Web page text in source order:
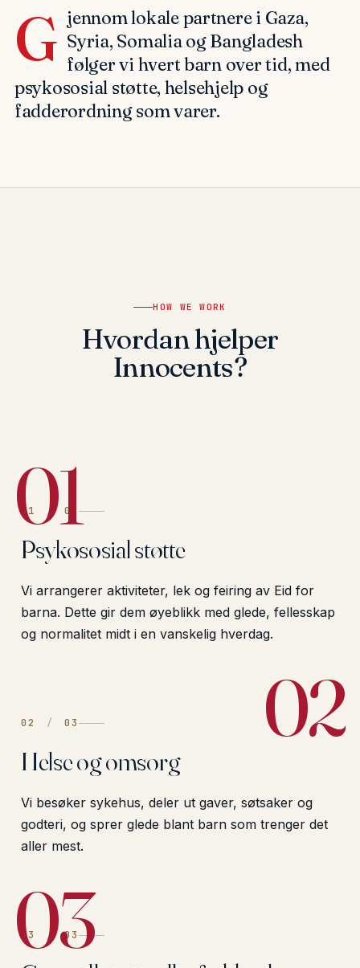
G jennom lokale partnere i Gaza,
Syria, Somalia og Bangladesh
følger vi hvert barn over tid, med
psykososial støtte, helsehjelp og
fadderordning som varer.
HOW WE WORK
Hvordan hjelper
Innocents?
01
01 / 03
Psykososial støtte
Vi arrangerer aktiviteter, lek og feiring av Eid for
barna. Dette gir dem øyeblikk med glede, fellesskap
og normalitet midt i en vanskelig hverdag.
02
02 / 03
Helse og omsorg
Vi besøker sykehus, deler ut gaver, søtsaker og
godteri, og sprer glede blant barn som trenger det
aller mest.
03
03 / 03